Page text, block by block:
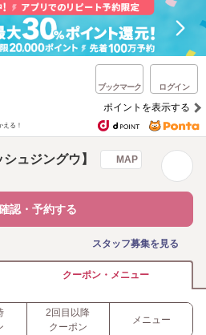
ブックマーク ログイン
ポイントを表示する
える！
ュジングウ】 MAP
認・予約する
スタッフ募集を見る
クーポン・メニュー
2回目以降
クーポン
メニュー